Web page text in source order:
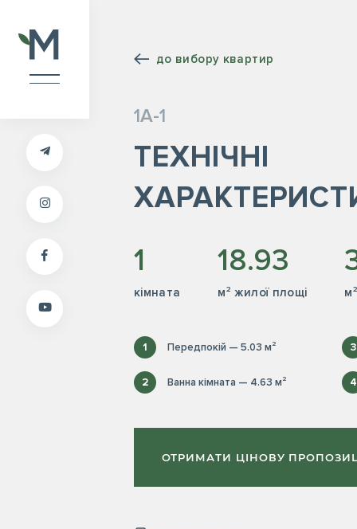
до вибору квартир
1А-1
ТЕХНІЧНІ
1
кiмната
18.93
м² жилої площі
1 Передпокій — 5.03 м²
2 Ванна кімната — 4.63 м²
3
4
ОТРИМАТИ ЦІНОВУ